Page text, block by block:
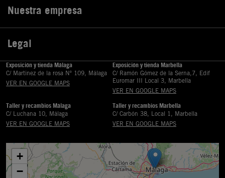
Nuestra empresa
Legal
Exposición y tienda Málaga
C/ Martinez de la rosa Nº 109, Málaga
VER EN GOOGLE MAPS
Exposición y tienda Marbella
C/ Ramón Gómez de la Serna,7, Edif
Euromar III Local 3, Marbella
VER EN GOOGLE MAPS
Taller y recambios Málaga
C/ Luchana 10, Málaga
VER EN GOOGLE MAPS
Taller y recambios Marbella
C/ Carbón 38, Local 1, Marbella
VER EN GOOGLE MAPS
+
−